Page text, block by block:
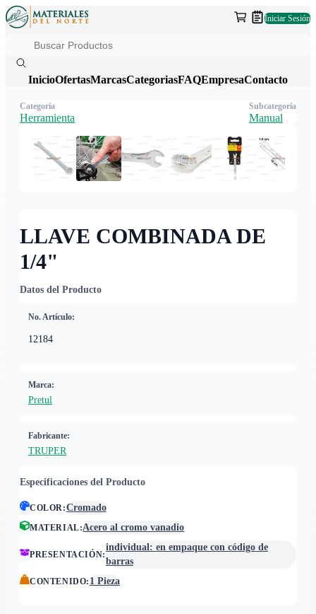
Iniciar Sesión
InicioOfertasMarcasCategoriasFAQEmpresaContacto
LLAVE COMBINADA DE
1/4"
Datos del Producto
No. Artículo:
12184
Marca:
Pretul
Fabricante:
TRUPER
Especificaciones del Producto
COLOR:Cromado
MATERIAL:Acero al cromo vanadio
PRESENTACIÓN:
individual: en empaque con código de
barras
CONTENIDO: 1 Pieza
Categoría
Herramienta
Subcategoría
Manual